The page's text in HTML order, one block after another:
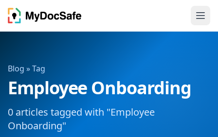
Blog » Tag
Employee Onboarding
0 articles tagged with "Employee
Onboarding"